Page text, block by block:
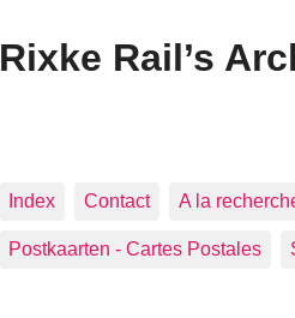
Rixke Rail’s
Index Contact A la
Postkaarten - Cartes Postales